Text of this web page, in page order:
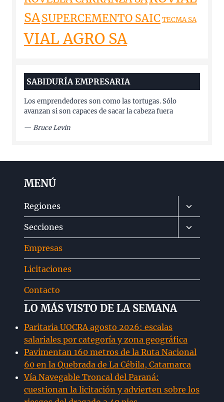
SASUPERCEMENTO SAIC TECMA SA
VIAL AGRO SA
SABIDURÍA EMPRESARIA
Los emprendedores son como las tortugas. Sólo
avanzan si son capaces de sacar la cabeza fuera
— Bruce Levin
MENÚ
Regiones
Alternar
menú
hijo
Secciones
Alternar
menú
Empresas
Licitaciones
Contacto
LO MÁS VISTO DE LA SEMANA
Paritaria UOCRA agosto 2026: escalas
salariales por categoría y zona geográfica
Pavimentan 160 metros de la Ruta Nacional
60 en la Quebrada de La Cébila, Catamarca
Vía Navegable Troncal del Paraná:
cuestionan la licitación y advierten sobre los